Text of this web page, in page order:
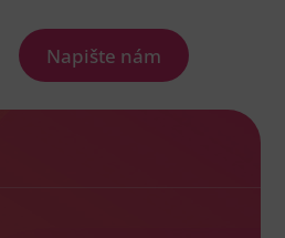
Napište nám